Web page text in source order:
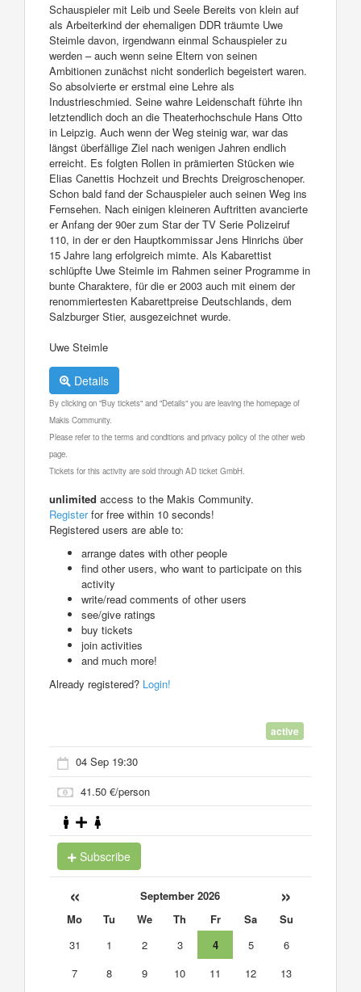
Schauspieler mit Leib und Seele Bereits von klein auf
als Arbeiterkind der ehemaligen DDR träumte Uwe
Steimle davon, irgendwann einmal Schauspieler zu
werden – auch wenn seine Eltern von seinen
Ambitionen zunächst nicht sonderlich begeistert waren.
So absolvierte er erstmal eine Lehre als
Industrieschmied. Seine wahre Leidenschaft führte ihn
letztendlich doch an die Theaterhochschule Hans Otto
in Leipzig. Auch wenn der Weg steinig war, war das
längst überfällige Ziel nach wenigen Jahren endlich
erreicht. Es folgten Rollen in prämierten Stücken wie
Elias Canettis Hochzeit und Brechts Dreigroschenoper.
Schon bald fand der Schauspieler auch seinen Weg ins
Fernsehen. Nach einigen kleineren Auftritten avancierte
er Anfang der 90er zum Star der TV Serie Polizeiruf
110, in der er den Hauptkommissar Jens Hinrichs über
15 Jahre lang erfolgreich mimte. Als Kabarettist
schlüpfte Uwe Steimle im Rahmen seiner Programme in
bunte Charaktere, für die er 2003 auch mit einem der
renommiertesten Kabarettpreise Deutschlands, dem
Salzburger Stier, ausgezeichnet wurde.
Uwe Steimle
Details
By clicking on "Buy tickets" and "Details" you are leaving the homepage of
Makis Community.
Please refer to the terms and conditions and privacy policy of the other web
page.
Tickets for this activity are sold through AD ticket GmbH.
unlimited access to the Makis Community.
Registerfor free within 10 seconds!
Registered users are able to:
arrange dates with other people
find other users, who want to participate on this
activity
write/read comments of other users
see/give ratings
buy tickets
join activities
and much more!
Already registered? Login!
active
04 Sep 19:30
41.50 €/person
Subscribe
« September 2026 »
Mo Tu We Th Fr Sa
Su
31
1 2 3 4 5
6
7
8 9 10 11 12
13